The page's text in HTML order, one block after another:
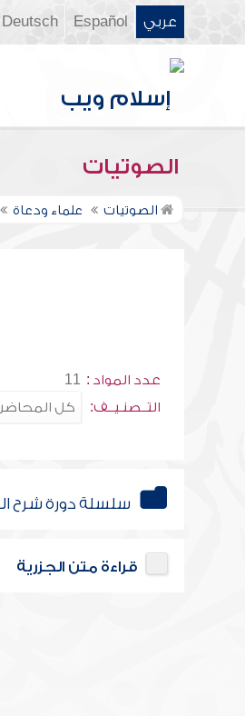
عربي Español
Deutsch
الصوتيات
الصوتيات علماء ودعاة
عدد المواد : 11
التــصنـيــف:
سلسلة دورة شرح
قراءة متن الجزرية